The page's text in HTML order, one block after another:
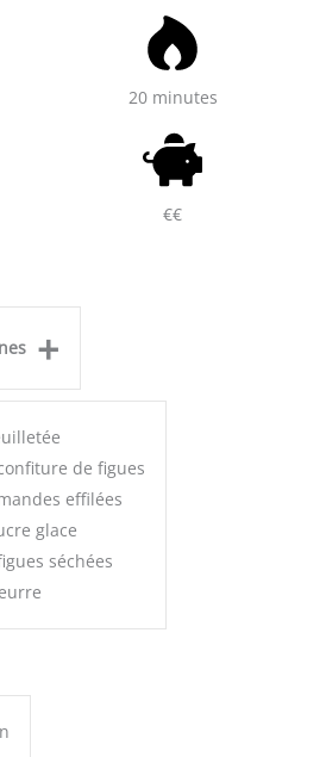
20 minutes
€€
+
de figues
effilées
glace
séchées